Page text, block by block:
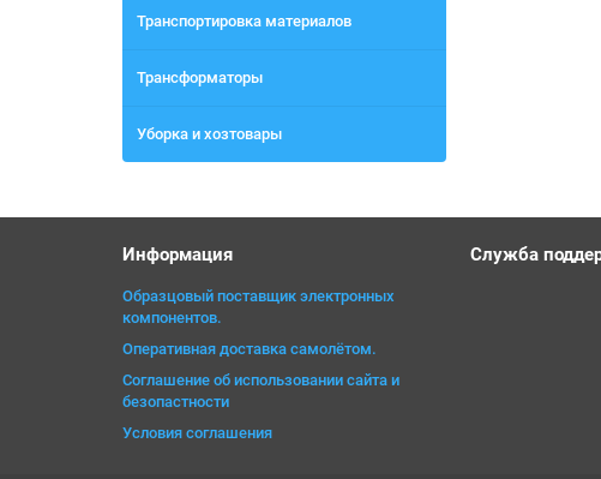
Транспортировка материалов
Трансформаторы
Уборка и хозтовары
Информация
Образцовый поставщик электронных
компонентов.
Оперативная доставка самолётом.
Соглашение об использовании сайта и
безопастности
Условия соглашения
Служба